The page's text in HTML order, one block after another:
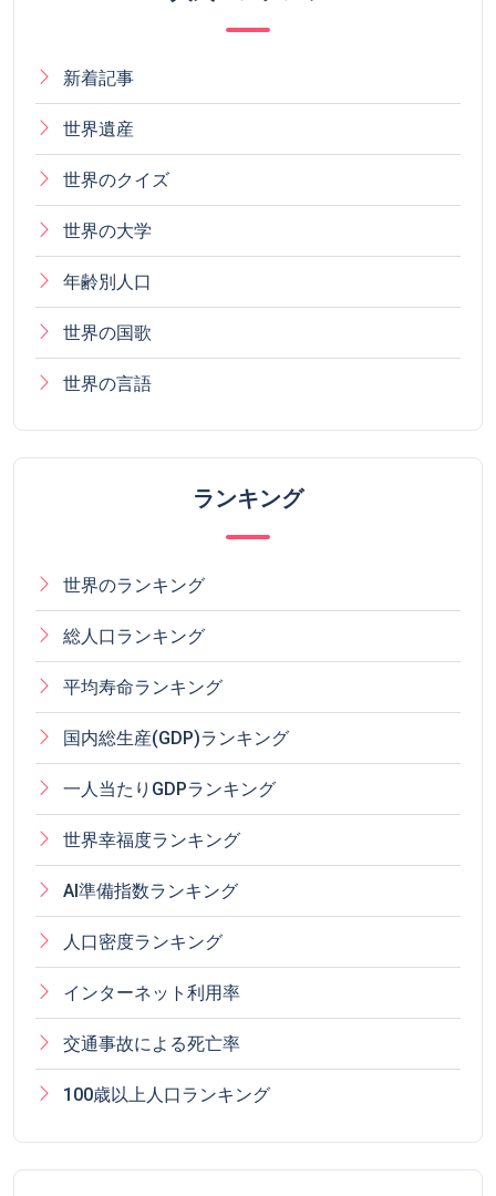
新着記事
世界遺産
世界のクイズ
世界の大学
年齢別人口
世界の国歌
世界の言語
ランキング
世界のランキング
総人口ランキング
平均寿命ランキング
国内総生産(GDP)ランキング
一人当たりGDPランキング
世界幸福度ランキング
AI準備指数ランキング
人口密度ランキング
インターネット利用率
交通事故による死亡率
100歳以上人口ランキング